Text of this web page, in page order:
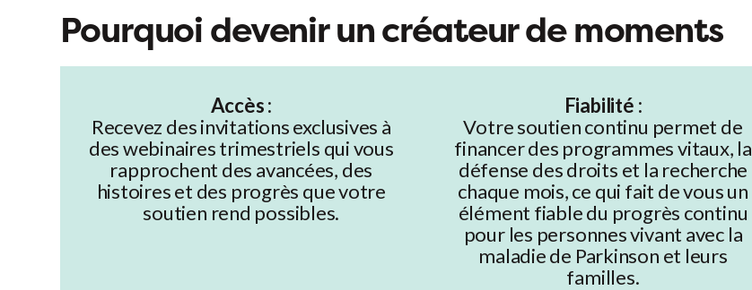
Pourquoi devenir un créateur de moments
Accès :
Recevez des invitations exclusives à
des webinaires trimestriels qui vous
rapprochent des avancées, des
histoires et des progrès que votre
soutien rend possibles.
Fiabilité :
Votre soutien continu permet de
financer des programmes vitaux, la
défense des droits et la recherche
chaque mois, ce qui fait de vous un
élément fiable du progrès continu
pour les personnes vivant avec la
maladie de Parkinson et leurs
familles.